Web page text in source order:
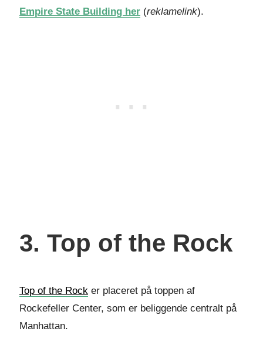
Empire State Building her (reklamelink).
3. Top of the Rock
Top of the Rock er placeret på toppen af
Rockefeller Center, som er beliggende centralt på
Manhattan.